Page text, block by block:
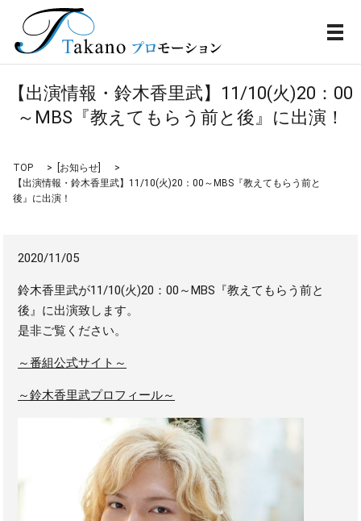
メ
【出演情報・鈴木香里武】11/10(火)20：00
～MBS『教えてもらう前と後』に出演！
TOP お知らせ
【出演情報・鈴木香里武】11/10(火)20：00～MBS『教えてもらう前と
後』に出演！
2020/11/05
鈴木香里武が11/10(火)20：00～MBS『教えてもらう前と
後』に出演致します。
是非ご覧ください。
～番組公式サイト～
～鈴木香里武プロフィール～